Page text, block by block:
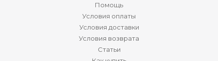
Помощь
Условия оплаты
Условия доставки
Условия возврата
Статьи